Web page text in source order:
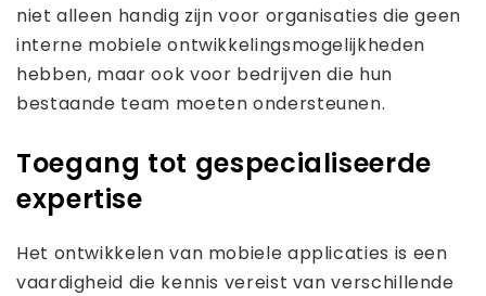
niet alleen handig zijn voor organisaties die geen
interne mobiele ontwikkelingsmogelijkheden
hebben, maar ook voor bedrijven die hun
bestaande team moeten ondersteunen.
Toegang tot gespecialiseerde
expertise
Het ontwikkelen van mobiele applicaties is een
vaardigheid die kennis vereist van verschillende